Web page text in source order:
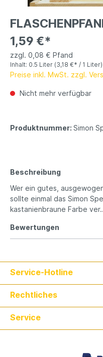
1,59 €*
zzgl. 0,08 € Pfand
Inhalt: 0.5 Liter (3,18 €* / 1 Liter)
Preise inkl. MwSt. zzgl.
Nicht mehr verfügbar
Produktnummer: Simon
Beschreibung
Wer ein gutes,
sollte einmal das Simon
kastanienbraune Farbe
Bewertungen
Service-Hotline
Rechtliches
Service